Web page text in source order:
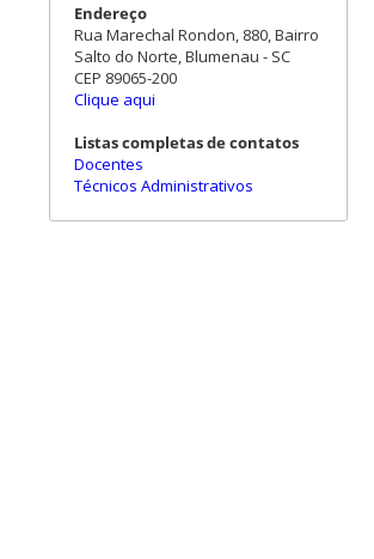
Endereço
Rua Marechal Rondon, 880, Bairro
Salto do Norte, Blumenau - SC
CEP 89065-200
Clique aqui
Listas completas de contatos
Docentes
Técnicos Administrativos